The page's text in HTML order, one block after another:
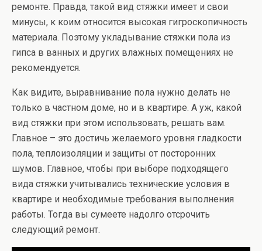
ремонте. Правда, такой вид стяжки имеет и свои
минусы, к коим относится высокая гигроскопичность
материала. Поэтому укладывание стяжки пола из
гипса в ванных и других влажных помещениях не
рекомендуется.
Как видите, выравнивание пола нужно делать не
только в частном доме, но и в квартире. А уж, какой
вид стяжки при этом использовать, решать вам.
Главное – это достичь желаемого уровня гладкости
пола, теплоизоляции и защиты от посторонних
шумов. Главное, чтобы при выборе подходящего
вида стяжки учитывались технические условия в
квартире и необходимые требования выполнения
работы. Тогда вы сумеете надолго отсрочить
следующий ремонт.